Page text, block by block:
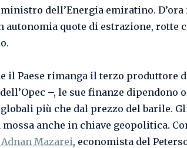
dell’Energia emiratino. D’ora
autonomia quote di estrazione, rotte
il Paese rimanga il terzo produttore
–, le sue finanze dipendono
più che dal prezzo del barile.
anche in chiave geopolitica.
Adnan Mazarei, economista del